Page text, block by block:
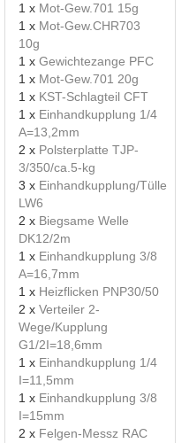
1 x Mot-Gew.701 15g
1 x Mot-Gew.CHR703
10g
1 x Gewichtezange PFC
1 x Mot-Gew.701 20g
1 x KST-Schlagteil CFT
1 x Einhandkupplung 1/4
A=13,2mm
2 x Polsterplatte TJP-
3/350/ca.5-kg
3 x Einhandkupplung/Tülle
LW6
2 x Biegsame Welle
DK12/2m
1 x Einhandkupplung 3/8
A=16,7mm
1 x Heizflicken PNP30/50
2 x Verteiler 2-
Wege/Kupplung
G1/2I=18,6mm
1 x Einhandkupplung 1/4
I=11,5mm
1 x Einhandkupplung 3/8
I=15mm
2 x Felgen-Messz RAC